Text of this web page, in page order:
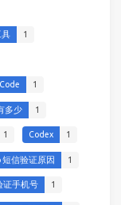
具 1
1
多少 1
1 Codex 1
短信验证原因 1
证手机号 1